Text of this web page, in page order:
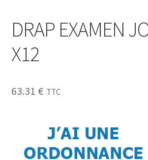
DRAP EXAMEN
X12
63.31 € TTC